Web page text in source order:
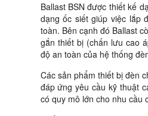
Ballast BSN được thiết kế
dạng ốc siết giúp việc lắp
toàn. Bên cạnh đó Ballast
gắn thiết bị (chấn lưu cao
độ an toàn của hệ thống
Các sản phẩm thiết bị đèn
đáp ứng yêu cầu kỹ thuật
có quy mô lớn cho nhu cầu